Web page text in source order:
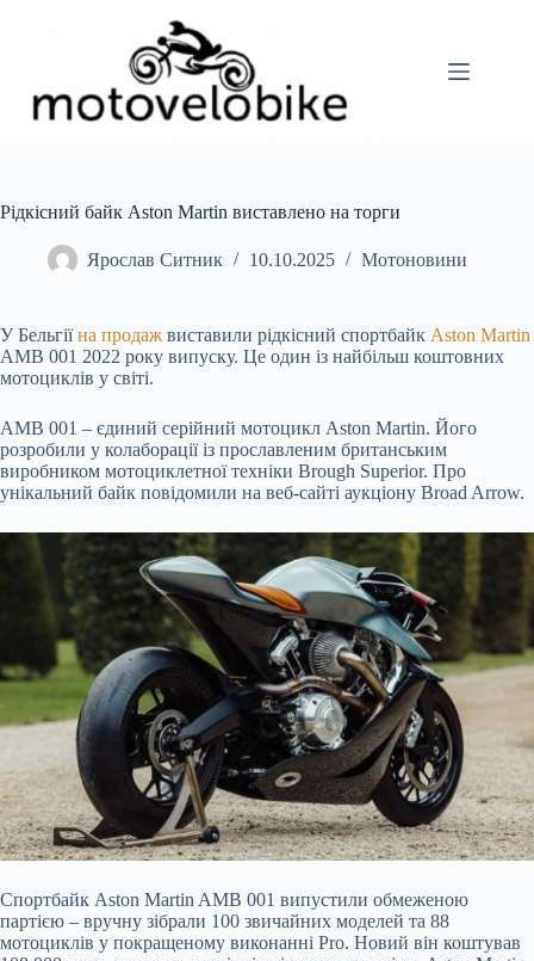
Рідкісний байк Aston Martin виставлено на торги
Ярослав Ситник 10.10.2025 Мотоновини
У Бельгіїна продаж виставили рідкісний спортбайк Aston Martin
AMB 001 2022 року випуску. Це один із найбільш коштовних
мотоциклів у світі.
AMB 001 – єдиний серійний мотоцикл Aston Martin. Його
розробили у колаборації із прославленим британським
виробником мотоциклетної техніки Brough Superior. Про
унікальний байк повідомили на веб-сайті аукціону Broad Arrow.
Спортбайк Aston Martin AMB 001 випустили обмеженою
партією – вручну зібрали 100 звичайних моделей та 88
мотоциклів у покращеному виконанні Pro. Новий він коштував